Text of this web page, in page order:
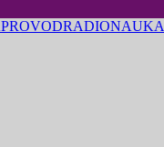
PROVODRADIONAUKA